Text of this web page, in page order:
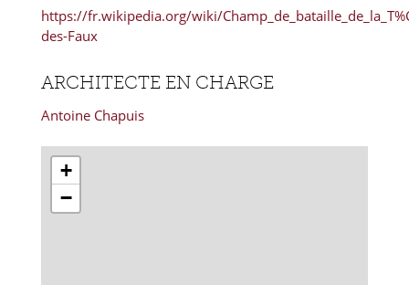
https://fr.wikipedia.org/wiki/
des-Faux
ARCHITECTE EN CHARGE
Antoine Chapuis
+
−